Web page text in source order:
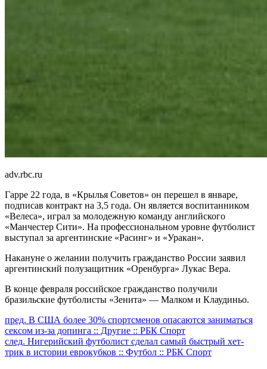
adv.rbc.ru
Гарре 22 года, в «Крылья Советов» он перешел в январе,
подписав контракт на 3,5 года. Он является воспитанником
«Велеса», играл за молодежную команду английского
«Манчестер Сити». На профессиональном уровне футболист
выступал за аргентинские «Расинг» и «Уракан».
Накануне о желании получить гражданство России заявил
аргентинский полузащитник «Оренбурга» Лукас Вера.
В конце февраля российское гражданство получили
бразильские футболисты «Зенита» — Малком и Клаудиньо.
Продолжить
чтение
пред. В США более 30% спортсменов опасаются заниматься
сексом из-за допинга :: Другие :: РБК Спорт
след. Нигерийский футболист сделал самый быстрый хет-
трик в истории еврокубков :: Футбол :: РБК Спорт